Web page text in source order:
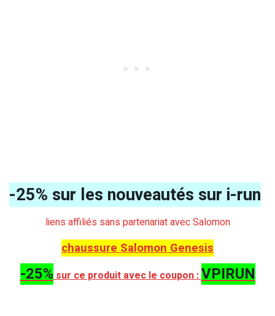
-25% sur les nouveautés sur i-run
liens affiliés sans partenariat avec Salomon
chaussure Salomon Genesis
-25%sur ce produit avec le coupon :VPIRUN